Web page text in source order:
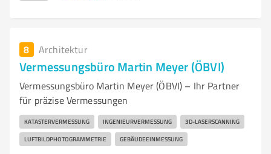
8 Architektur
Vermessungsbüro Martin Meyer (ÖBVI)
Vermessungsbüro Martin Meyer (ÖBVI) – Ihr Partner
für präzise Vermessungen
KATASTERVERMESSUNG INGENIEURVERMESSUNG 3D-LASERSCANNING
LUFTBILDPHOTOGRAMMETRIE GEBÄUDEEINMESSUNG